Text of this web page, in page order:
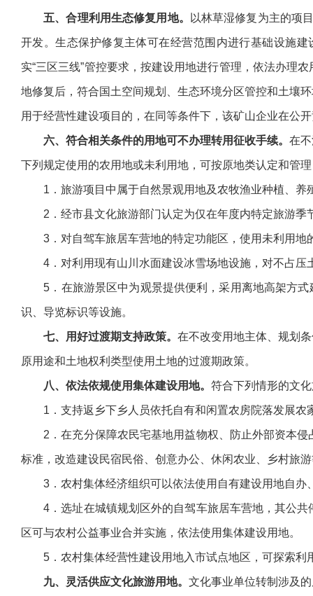
五、合理利用生态修复用地。 以林草湿修复为主的项
开发。生态保护修复主体可在经营范围内进行基础设施
实“三区三线”管控要求，按建设用地进行管理，依法办理
地修复后，符合国土空间规划、生态环境分区管控和土壤
用于经营性建设项目的，在同等条件下，该矿山企业在公
六、符合相关条件的用地可不办理转用征收手续。 在
下列规定使用的农用地或未利用地，可按原地类认定和管
1．旅游项目中属于自然景观用地及农牧渔业种植、养
2．经市县文化旅游部门认定为仅在年度内特定旅游季
3．对自驾车旅居车营地的特定功能区，使用未利用地
4．对利用现有山川水面建设冰雪场地设施，对不占压
5．在旅游景区中为观景提供便利，采用离地高架方式
识、导览标识等设施。
七、用好过渡期支持政策。 在不改变用地主体、规划
原用途和土地权利类型使用土地的过渡期政策。
八、依法依规使用集体建设用地。 符合下列情形的文
1．支持返乡下乡人员依托自有和闲置农房院落发展农
2．在充分保障农民宅基地用益物权、防止外部资本侵
标准，改造建设民宿民俗、创意办公、休闲农业、乡村旅
3．农村集体经济组织可以依法使用自有建设用地自办
4．选址在城镇规划区外的自驾车旅居车营地，其公共
区可与农村公益事业合并实施，依法使用集体建设用地。
5．农村集体经营性建设用地入市试点地区，可探索利
九、灵活供应文化旅游用地。 文化事业单位转制涉及